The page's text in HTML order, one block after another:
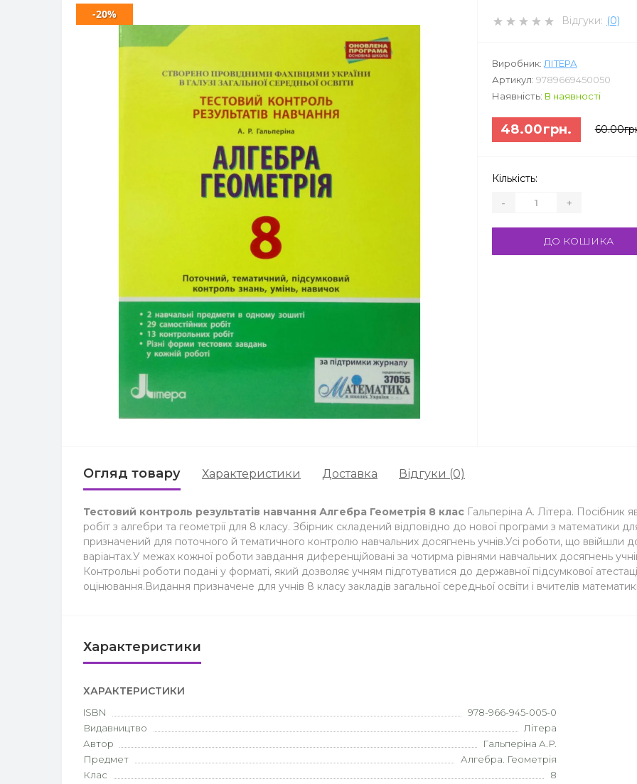
-20% Відгуки: (0)
Виробник: ЛІТЕРА
Артикул: 9789669450050
Наявність: В наявності
48.00грн.
Кількість:
- +
ДО КОШИКА
Огляд товару Характеристики Доставка Відгуки (0)
Тестовий контроль результатів навчання Алгебра Геометрія 8 клас Гальперіна А. Літера. Посібник
робіт з алгебри та геометрії для 8 класу. Збірник складений відповідно до нової програми з математики для
призначений для поточного й тематичного контролю навчальних досягнень учнів.Усі роботи, що ввійшли
варіантах.У межах кожної роботи завдання диференційовані за чотирма рівнями навчальних досягнень
Контрольні роботи подані у форматі, який дозволяє учням підготуватися до державної підсумкової
оцінювання.Видання призначене для учнів 8 класу закладів загальної середньої освіти і вчителів
Характеристики
ХАРАКТЕРИСТИКИ
ISBN
978-966-945-005-0
Видавництво
Літера
Автор
Гальперіна А.Р.
Предмет
Алгебра. Геометрія
Клас
8